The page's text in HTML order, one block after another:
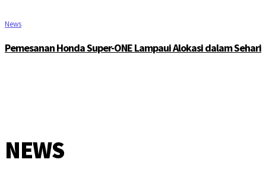
News
Pemesanan Honda Super-ONE Lampaui Alokasi dalam Sehari
NEWS